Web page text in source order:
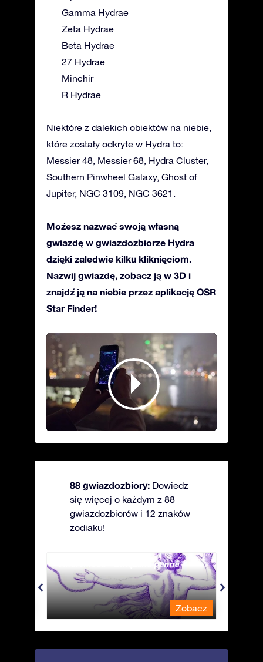
Gamma Hydrae
Zeta Hydrae
Beta Hydrae
27 Hydrae
Minchir
R Hydrae
Niektóre z dalekich obiektów na niebie,
które zostały odkryte w Hydra to:
Messier 48, Messier 68, Hydra Cluster,
Southern Pinwheel Galaxy, Ghost of
Jupiter, NGC 3109, NGC 3621.
Możesz nazwać swoją własną
gwiazdę w gwiazdozbiorze Hydra
dzięki zaledwie kilku kliknięciom.
Nazwij gwiazdę, zobacz ją w 3D i
znajdź ją na niebie przez aplikację OSR
Star Finder!
88 gwiazdozbiory: Dowiedz
się więcej o każdym z 88
gwiazdozbiorów i 12 znaków
zodiaku!
Andromeda - Związana panna
Zobacz